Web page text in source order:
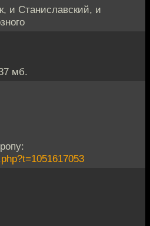
и Станиславский, и
мб.